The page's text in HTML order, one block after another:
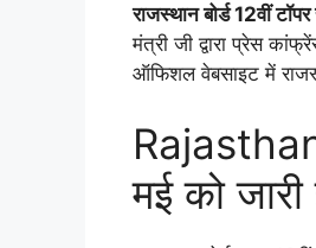
राजस्थान बोर्ड 12वीं
मंत्री जी द्वारा प्रेस
ऑफिशल वेबसाइट में
मई को